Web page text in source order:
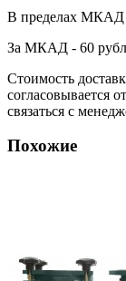
В пределах МКАД
За МКАД - 60
Стоимость
согласовывается
связаться с
Похожие